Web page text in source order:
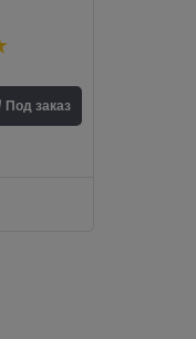
Под заказ